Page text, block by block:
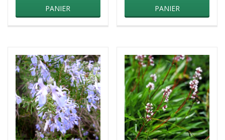
PANIER
PANIER